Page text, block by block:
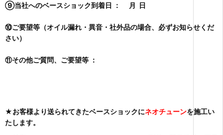
⑨当社へのベースショック到着日 ： 月 日
⑩ご要望等（オイル漏れ・異音・社外品の場合、必ずお知らせくだ
さい）
⑪その他ご質問、ご要望等 ：
★お客様より送られてきたベースショックにネオチューンを施工い
たします。